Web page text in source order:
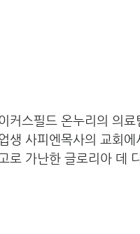
커스필드 온누리의 의
생 사피엔목사의 교회
로 가난한 글로리아 데